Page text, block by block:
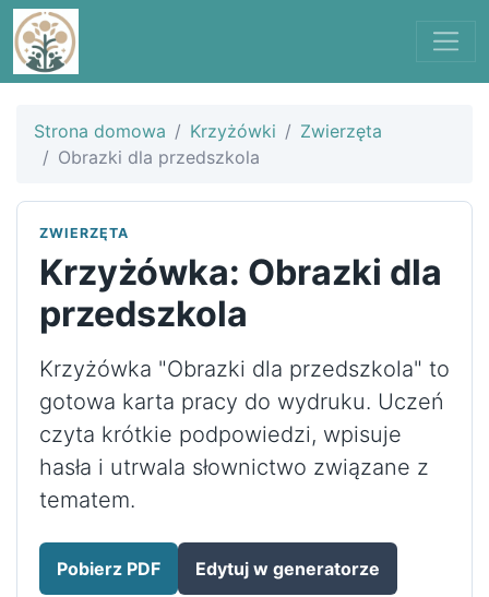
Strona domowa Krzyżówki
Zwierzęta
Obrazki dla przedszkola
ZWIERZĘTA
Krzyżówka: Obrazki dla
przedszkola
Krzyżówka "Obrazki dla przedszkola" to
gotowa karta pracy do wydruku. Uczeń
czyta krótkie podpowiedzi, wpisuje
hasła i utrwala słownictwo związane z
tematem.
Pobierz PDF Edytuj w generatorze